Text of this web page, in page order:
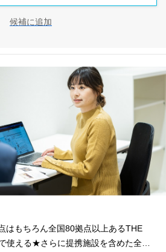
候補に追加
もちろん全国80拠点以上あるTHE
使える★さらに提携施設を含めた全